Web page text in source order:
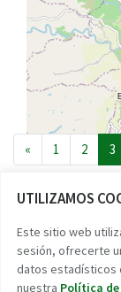
UTILIZAMOS
Este sitio web
sesión, ofrecerte
datos estadísticos
nuestra Política
« 1 2 3